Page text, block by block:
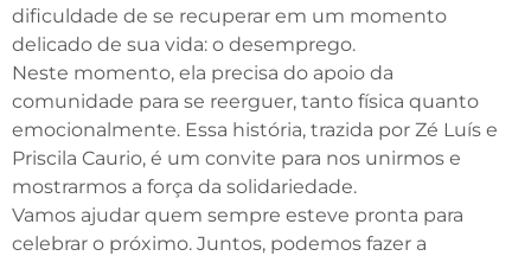
dificuldade de se recuperar em um momento
delicado de sua vida: o desemprego.
Neste momento, ela precisa do apoio da
comunidade para se reerguer, tanto física quanto
emocionalmente. Essa história, trazida por Zé Luís e
Priscila Caurio, é um convite para nos unirmos e
mostrarmos a força da solidariedade.
Vamos ajudar quem sempre esteve pronta para
celebrar o próximo. Juntos, podemos fazer a